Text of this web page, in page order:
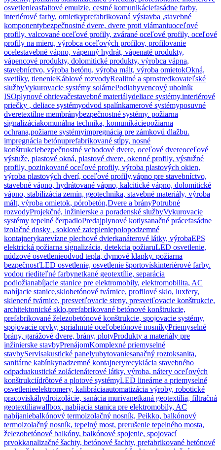
osvetlenieasfaltové emulzie, cestné komunikáciefasádne farby.
interiérové farby, omietkyprefabrikovaná výstavba ,stavebné
komponentybezpečnostné dvere, dvere proti vlámaniuoceľové
profily, valcované oceľové profily, zvárané oceľové profily, oceľové
profily na mieru, výrobca oceľových profilov, profilovanie
ocelestavebné vápno, vápenný hydrát, vápenaté produkty,
vápencové produkty, dolomitické produkty, výrobca vápna,
stavebníctvo, výroba betónu, výroba mált, výroba omietokOkná,
svetlíky, tienenieKáblové rozvodyRealitné a sprostredkovateľské
službyVykurovacie systémy solárnePodlahyvencový uholník
ISOplynové ohrievačestavebné materiálydeliace systémy,interiérové
priečky , deliace systémyodvod spalínkamerové systémyposuvné
dveretextílne membránybezpečnostné systémy. požiarna
signalizáciakomunálna technika, komunikáciepožiarna
ochrana,požiarne systémyimpregnácia pre zámkovú dlažbu.
impregnácia betónuprefabrikované stĺpy, nosné
konštrukciebezpečnostné vchodové dvere, oceľové dvereoceľové
výstuže, plastové okná, plastové dvere, okenné profily, výstužné
profily, pozinkované oceľové profily, výroba plastových okien,
výroba plastových dverí, oceľové profily,vápno pre stavebníctvo,
stavebné vápno, hydrátované vápno, kalcitické vápno, dolomitické
vápno, stabilizácia zemín, geotechnika, stavebné materiály, výroba
mált, výroba omietok, pórobetón,Dvere a brányPotrubné
rozvodyProjekčné, inžinierske a poradenské službyVykurovacie
systémy tepelné čerpadloPredajplynové kotlysanačné prácefasádne
izolačné dosky , soklové zatepleniepolopodzemné
kontajnerykarevízne plechové dvierkanáterové látky, výrobaEPS
elektrická požiarna signalizácia, detekcia požiaruLED osvetlenie,
núdzové osvetlenieodvod tepla, dymové klapky. požiarna
bezpečnosťLED osvetlenie, osvetlenie športovískinteriérové farby.
vodou riediteľné farbynetkané geotextílie, separácia
podložianabíjacie stanice pre elektromobily, elektromobilita, AC
nabíjacie stanice,sklobetónové tvárnice, profilové sklo, luxfery,
sklenené tvárnice, presvetľovacie steny, presvetľovacie konštrukcie,
architektonické sklo,prefabrikované betónové konštrukcie,
prefabrikované železobetónové konštrukcie, spojovacie systémy,
spojovacie prvky, spriahnuté oceľobetónové nosníkyPriemyselné
brány, garážové dvere, brány, plotyProdukty a materiály pre
inžinierske stavbyPrenájomKomplexné priemyselné
stavbyServisakustické panelyubytovaniesanačný roztoksanita,
sanitárne kabínkynadzemné kontajneryrecyklácia stavebného
odpaduakustické zolácienáterové látky, výroba, nátery oceľových
konštrukciídrôtové a plotové systémyLED lineárne a priemyselné
osvetlenieelektromery, kalibráciaautomatizácia výroby, robotické
pracoviskáhydroizolácie, sanácia murivanetkaná geotextília, filtračná
geotextíliawallbox, nabíjacia stanica pre elektromobily, AC
nabíjaniebalkónový termoizolačný nosník, Peikko, balkónový
termoizolačný nosník, tepelný most, prerušenie tepelného mosta,
železobetónové balkóny, balkónové spojenie, spojovací
prvokkanalizačné šachty, betónové šachty, prefabrikované betónové